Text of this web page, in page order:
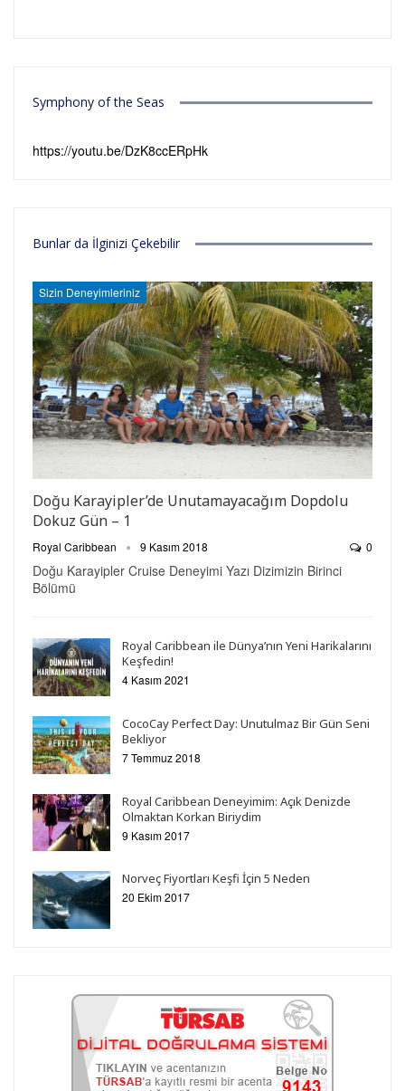
Symphony of the Seas
https://youtu.be/DzK8ccERpHk
Bunlar da İlginizi Çekebilir
Sizin Deneyimleriniz
Doğu Karayipler’de Unutamayacağım Dopdolu
Dokuz Gün – 1
Royal Caribbean 9 Kasım 2018 0
Doğu Karayipler Cruise Deneyimi Yazı Dizimizin Birinci
Bölümü
Royal Caribbean ile Dünya’nın Yeni Harikalarını
Keşfedin!
4 Kasım 2021
CocoCay Perfect Day: Unutulmaz Bir Gün Seni
Bekliyor
7 Temmuz 2018
Royal Caribbean Deneyimim: Açık Denizde
Olmaktan Korkan Biriydim
9 Kasım 2017
Norveç Fiyortları Keşfi İçin 5 Neden
20 Ekim 2017